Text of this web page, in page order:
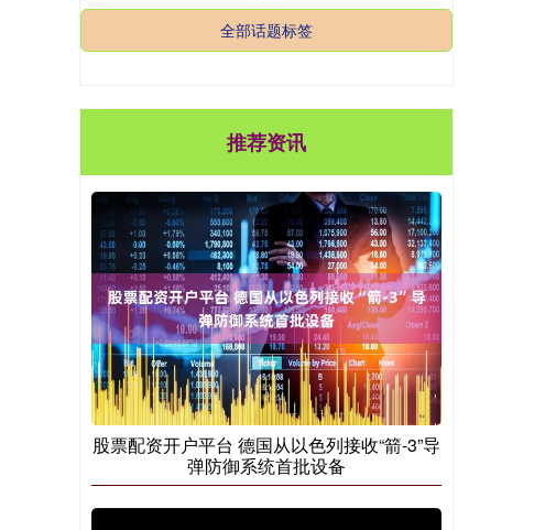
全部话题标签
推荐资讯
股票配资开户平台 德国从以色列接收“箭-3”导
弹防御系统首批设备